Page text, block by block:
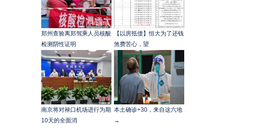
郑州查验离郑驾乘人员核酸
检测阴性证明
【以房抵债】恒大为了还钱
煞费苦心，望
南京将对禄口机场进行为期
10天的全面消
本土确诊+30，来自这六地
→